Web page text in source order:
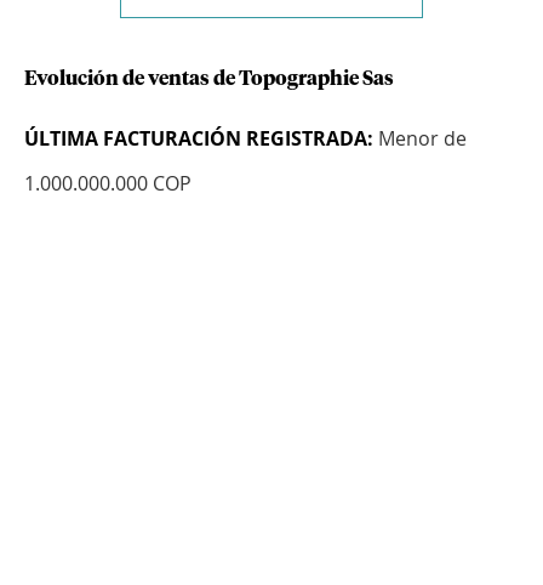
Evolución de ventas de Topographie Sas
ÚLTIMA FACTURACIÓN REGISTRADA: Menor de
1.000.000.000 COP